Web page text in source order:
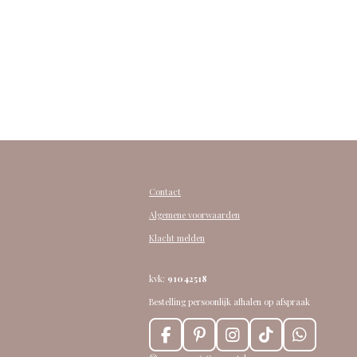
Contact
Algemene voorwaarden
Klacht melden
kvk: 91042518
Bestelling persoonlijk afhalen op afspraak
F
P
I
T
W